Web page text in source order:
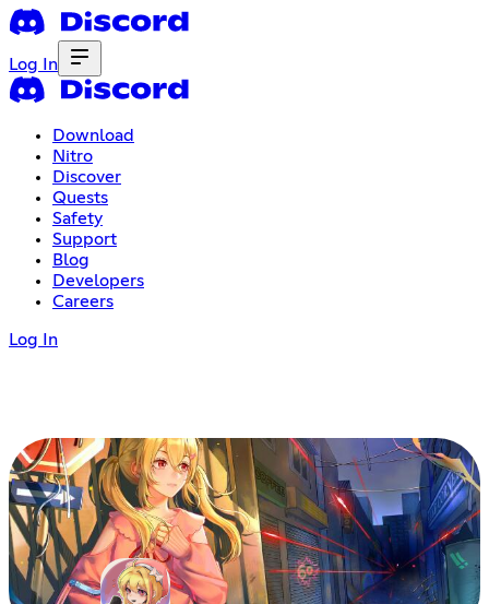
Log In
Download
Nitro
Discover
Quests
Safety
Support
Blog
Developers
Careers
Log In